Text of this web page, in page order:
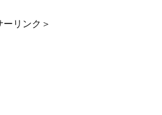
ーリンク＞